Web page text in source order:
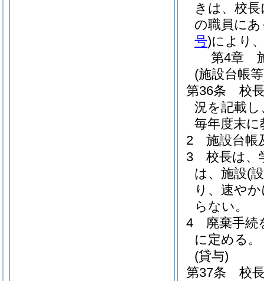
きは、校
の職員に
号)により
第4章
(施設台帳
第36条
校
況を記載し
毎年度末
2
施設台帳
3
校長は、
は、施設(
り、速や
らない。
4
廃棄手続
に定める。
(貸与)
第37条
校